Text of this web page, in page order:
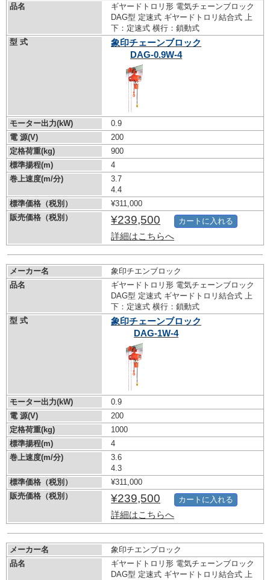
品名
ギヤードトロリ形 電気チェーンブロック
DAG型 定速式 ギヤードトロリ結合式 上
下：定速式 横行：鎖動式
型 式
象印チェーンブロック
DAG-0.9W-4
モーター出力(kW)
0.9
電 源(V)
200
定格荷重(kg)
900
標準揚程(m)
4
巻上速度(m/分)
3.7
4.4
標準価格（税別）
¥311,000
販売価格（税別）
¥239,500
詳細はこちらへ
カートに入れる
メーカー名
象印チエンブロック
品名
ギヤードトロリ形 電気チェーンブロック
DAG型 定速式 ギヤードトロリ結合式 上
下：定速式 横行：鎖動式
型 式
象印チェーンブロック
DAG-1W-4
モーター出力(kW)
0.9
電 源(V)
200
定格荷重(kg)
1000
標準揚程(m)
4
巻上速度(m/分)
3.6
4.3
標準価格（税別）
¥311,000
販売価格（税別）
¥239,500
詳細はこちらへ
カートに入れる
メーカー名
象印チエンブロック
品名
ギヤードトロリ形 電気チェーンブロック
DAG型 定速式 ギヤードトロリ結合式 上